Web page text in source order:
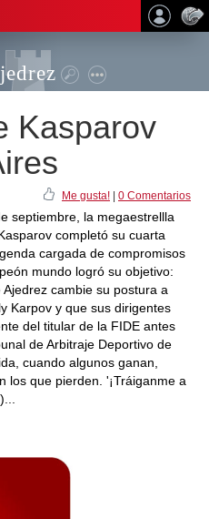
Kasparov
Me gusta! 0 Comentarios
septiembre, la megaestrellla
completó su cuarta
cargada de compromisos
mundo logró su objetivo:
cambie su postura a
Karpov y que sus dirigentes
del titular de la FIDE antes
de Arbitraje Deportivo de
cuando algunos ganan,
los que pierden. '¡Tráiganme a